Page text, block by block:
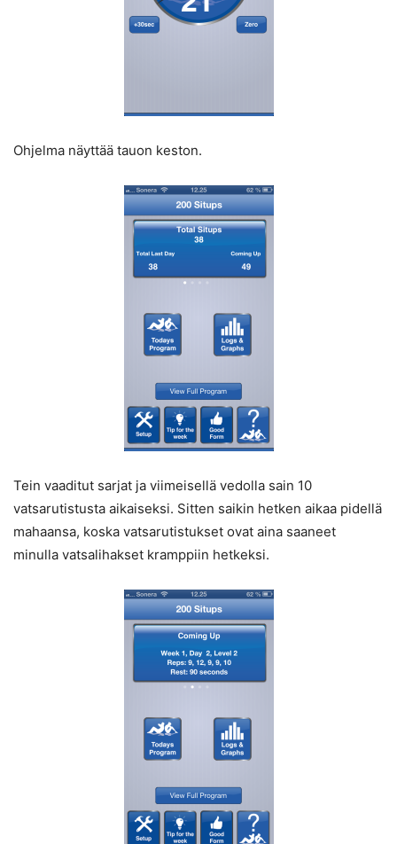
Ohjelma näyttää tauon keston.
Tein vaaditut sarjat ja viimeisellä vedolla sain 10
vatsarutistusta aikaiseksi. Sitten saikin hetken aikaa pidellä
mahaansa, koska vatsarutistukset ovat aina saaneet
minulla vatsalihakset kramppiin hetkeksi.